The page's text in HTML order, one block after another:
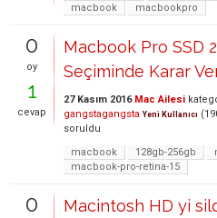
macbook
macbookpro
0
oy
1
cevap
Macbook Pro SSD
Seçiminde Karar
27 Kasım 2016 Mac Ailesi
gangstagangsta Yeni Kullanıcı (
soruldu
macbook
128gb-256gb
macbook-pro-retina-15
0
Macintosh HD yi